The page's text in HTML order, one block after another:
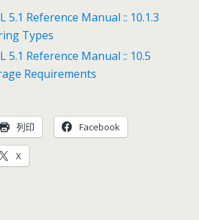
5.1 Reference Manual :: 10.1.3
Types
5.1 Reference Manual :: 10.5
Requirements
列印 Facebook
X